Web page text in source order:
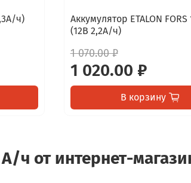
ч)
Аккумулятор ETALON FORS
(12В 2,2А/ч)
1 070.00 ₽
1 020.00 ₽
В корзину
ч от интернет-